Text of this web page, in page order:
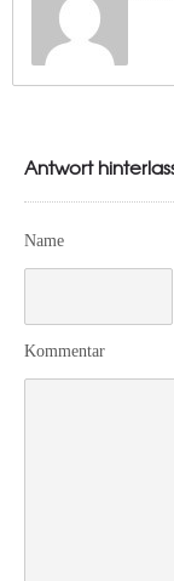
Antwort
Name
Kommentar